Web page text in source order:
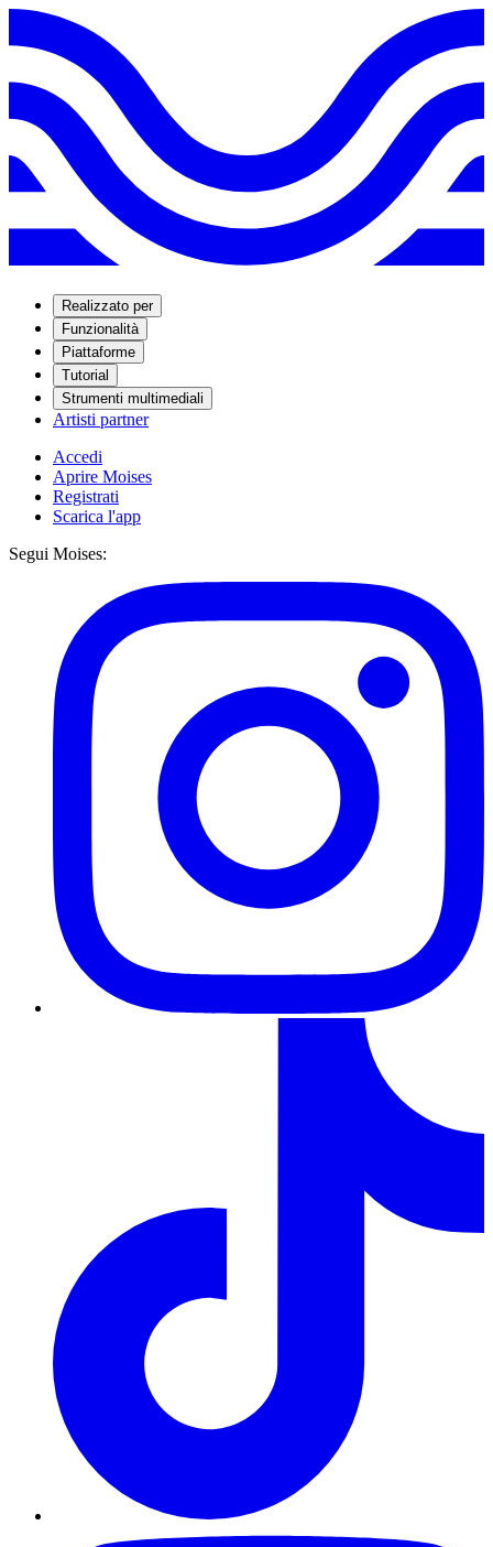
Realizzato per
Funzionalità
Piattaforme
Tutorial
Strumenti multimediali
Artisti partner
Accedi
Aprire Moises
Registrati
Scarica l'app
Segui Moises: